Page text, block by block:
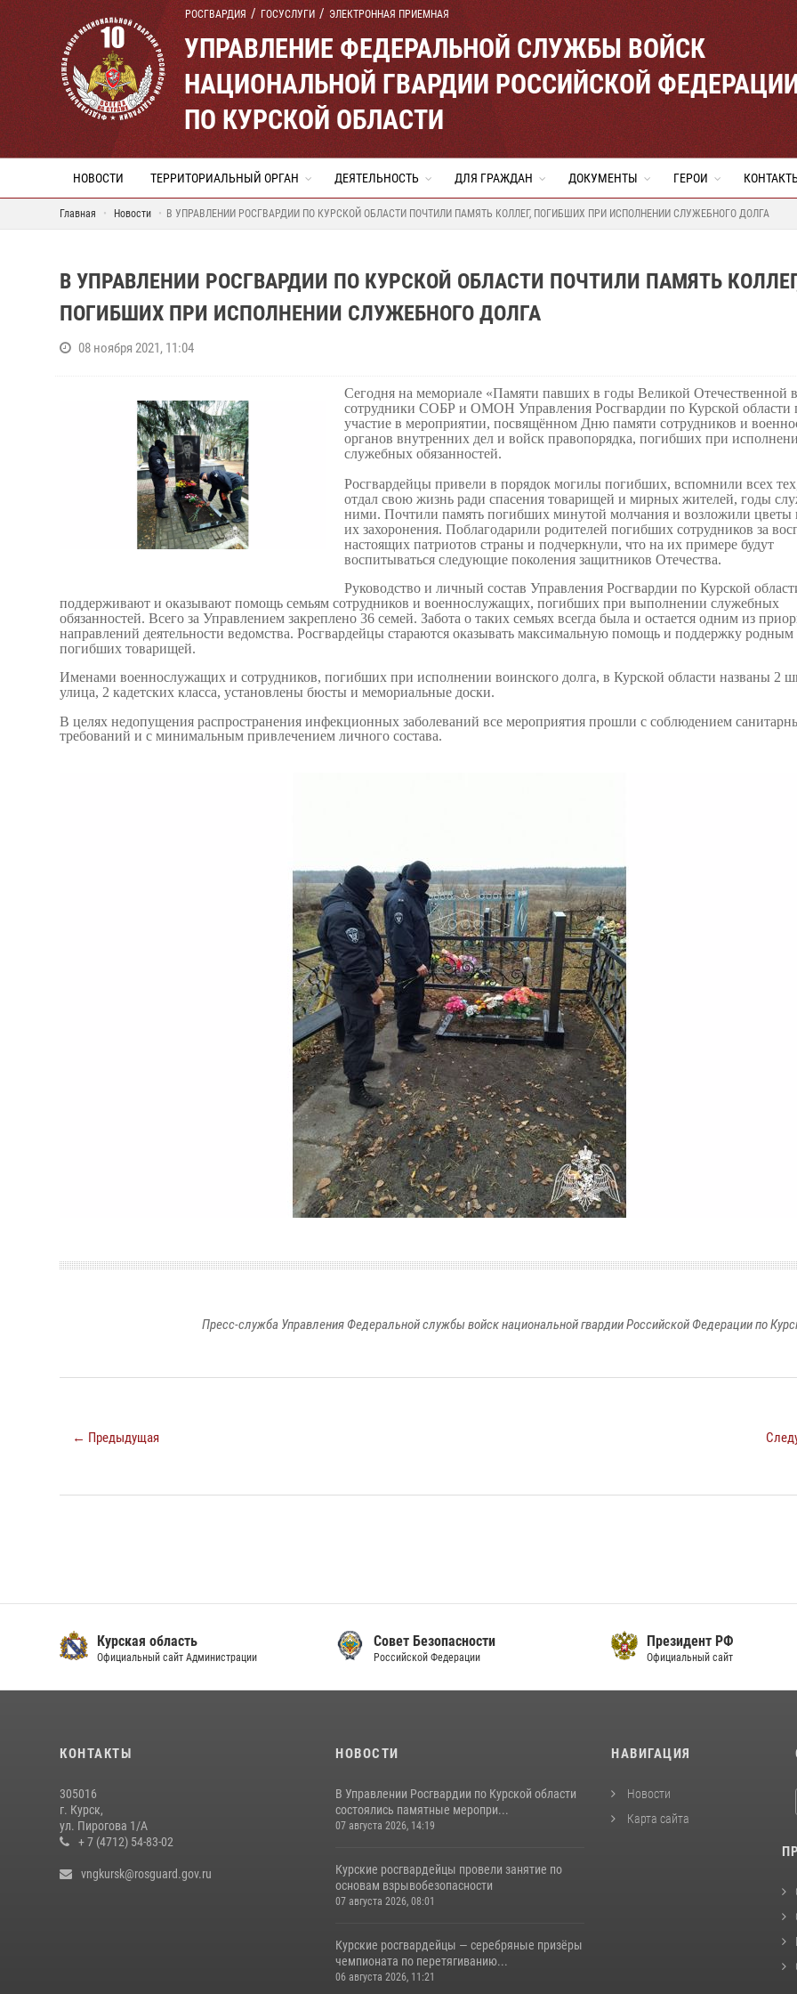
РОСГВАРДИЯ ГОСУСЛУГИ ЭЛЕКТРОННАЯ ПРИЕМНАЯ
УПРАВЛЕНИЕ ФЕДЕРАЛЬНОЙ СЛУЖБЫ ВОЙСК
НАЦИОНАЛЬНОЙ ГВАРДИИ РОССИЙСКОЙ
ПО КУРСКОЙ ОБЛАСТИ
НОВОСТИ ТЕРРИТОРИАЛЬНЫЙ ОРГАН ДЕЯТЕЛЬНОСТЬ ДЛЯ ГРАЖДАН ДОКУМЕНТЫ ГЕРОИ
Главная Новости В УПРАВЛЕНИИ РОСГВАРДИИ ПО КУРСКОЙ ОБЛАСТИ ПОЧТИЛИ ПАМЯТЬ КОЛЛЕГ, ПОГИБШИХ ПРИ ИСПОЛНЕНИИ СЛУЖЕБНОГО ДОЛГА
В УПРАВЛЕНИИ РОСГВАРДИИ ПО КУРСКОЙ ОБЛАСТИ ПОЧТИЛИ ПАМЯТЬ
ПОГИБШИХ ПРИ ИСПОЛНЕНИИ СЛУЖЕБНОГО ДОЛГА
08 ноября 2021, 11:04
Сегодня на мемориале «Памяти павших в годы Великой Отечественной
сотрудники СОБР и ОМОН Управления Росгвардии по Курской области
участие в мероприятии, посвящённом Дню памяти сотрудников и
органов внутренних дел и войск правопорядка, погибших при
служебных обязанностей.
Росгвардейцы привели в порядок могилы погибших, вспомнили всех
отдал свою жизнь ради спасения товарищей и мирных жителей, годы
ними. Почтили память погибших минутой молчания и возложили цветы
их захоронения. Поблагодарили родителей погибших сотрудников за
настоящих патриотов страны и подчеркнули, что на их примере будут
воспитываться следующие поколения защитников Отечества.
Руководство и личный состав Управления Росгвардии по Курской
поддерживают и оказывают помощь семьям сотрудников и военнослужащих, погибших при выполнении служебных
обязанностей. Всего за Управлением закреплено 36 семей. Забота о таких семьях всегда была и остается одним из
направлений деятельности ведомства. Росгвардейцы стараются оказывать максимальную помощь и поддержку
погибших товарищей.
Именами военнослужащих и сотрудников, погибших при исполнении воинского долга, в Курской области названы 2
улица, 2 кадетских класса, установлены бюсты и мемориальные доски.
В целях недопущения распространения инфекционных заболеваний все мероприятия прошли с соблюдением
требований и с минимальным привлечением личного состава.
Пресс-служба Управления Федеральной службы войск национальной гвардии Российской Федерации по
← Предыдущая
Курская область
Официальный сайт Администрации
Совет Безопасности
Российской Федерации
Президент РФ
Официальный сайт
КОНТАКТЫ
305016
г. Курск,
ул. Пирогова 1/А
+ 7 (4712) 54-83-02
vngkursk@rosguard.gov.ru
НОВОСТИ
В Управлении Росгвардии по Курской области
состоялись памятные меропри...
07 августа 2026, 14:19
Курские росгвардейцы провели занятие по
основам взрывобезопасности
07 августа 2026, 08:01
Курские росгвардейцы — серебряные призёры
чемпионата по перетягиванию...
06 августа 2026, 11:21
НАВИГАЦИЯ
Новости
Карта сайта